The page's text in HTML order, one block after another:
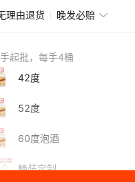
理由退货 晚发必赔
手起批，每手4桶
42度
52度
60度泡酒
桶装定制